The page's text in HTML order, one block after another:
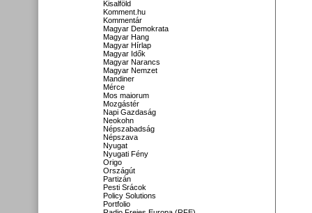
Kisalföld
Komment.hu
Kommentár
Magyar Demokrata
Magyar Hang
Magyar Hírlap
Magyar Idők
Magyar Narancs
Magyar Nemzet
Mandiner
Mérce
Mos maiorum
Mozgástér
Napi Gazdaság
Neokohn
Népszabadság
Népszava
Nyugat
Nyugati Fény
Origo
Országút
Partizán
Pesti Srácok
Policy Solutions
Portfolio